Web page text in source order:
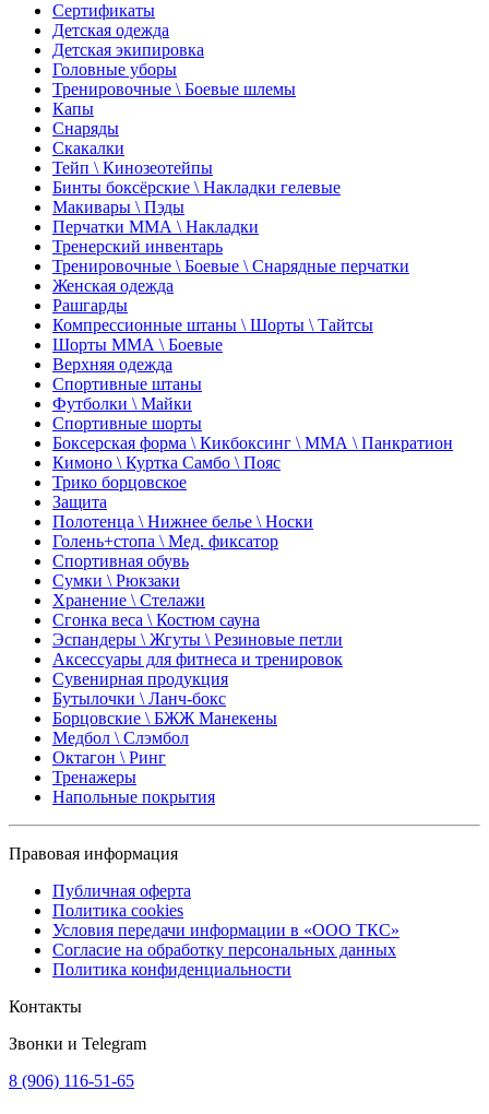
Сертификаты
Детская одежда
Детская экипировка
Головные уборы
Тренировочные \ Боевые шлемы
Капы
Снаряды
Скакалки
Тейп \ Кинозеотейпы
Бинты боксёрские \ Накладки гелевые
Макивары \ Пэды
Перчатки ММА \ Накладки
Тренерский инвентарь
Тренировочные \ Боевые \ Снарядные перчатки
Женская одежда
Рашгарды
Компрессионные штаны \ Шорты \ Тайтсы
Шорты ММА \ Боевые
Верхняя одежда
Спортивные штаны
Футболки \ Майки
Спортивные шорты
Боксерская форма \ Кикбоксинг \ ММА \ Панкратион
Кимоно \ Куртка Самбо \ Пояс
Трико борцовское
Защита
Полотенца \ Нижнее белье \ Носки
Голень+стопа \ Мед. фиксатор
Спортивная обувь
Сумки \ Рюкзаки
Хранение \ Стелажи
Сгонка веса \ Костюм сауна
Эспандеры \ Жгуты \ Резиновые петли
Аксессуары для фитнеса и тренировок
Сувенирная продукция
Бутылочки \ Ланч-бокс
Борцовские \ БЖЖ Манекены
Медбол \ Слэмбол
Октагон \ Ринг
Тренажеры
Напольные покрытия
Правовая информация
Публичная оферта
Политика cookies
Условия передачи информации в «ООО ТКС»
Согласие на обработку персональных данных
Политика конфиденциальности
Контакты
Звонки и Telegram
8 (906) 116-51-65